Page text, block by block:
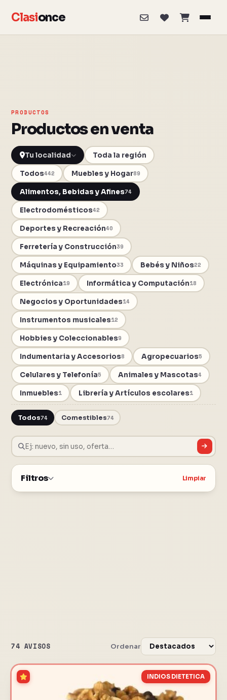
Clasionce
PRODUCTOS
Productos en venta
Toda la región
Todos442 Muebles y Hogar89
Alimentos, Bebidas y Afines74
Electrodomésticos42
Deportes y Recreación40
Ferretería y Construcción39
Máquinas y Equipamiento33 Bebés y Niños22
Electrónica19 Informática y Computación18
Negocios y Oportunidades14
Instrumentos musicales12
Hobbies y Coleccionables9
Indumentaria y Accesorios8 Agropecuarios5
Celulares y Telefonía5 Animales y Mascotas4
Inmuebles1 Librería y Artículos escolares1
Todos74 Comestibles74
Filtros Limpiar
74 AVISOS Ordenar
INDIOS DIETETICA